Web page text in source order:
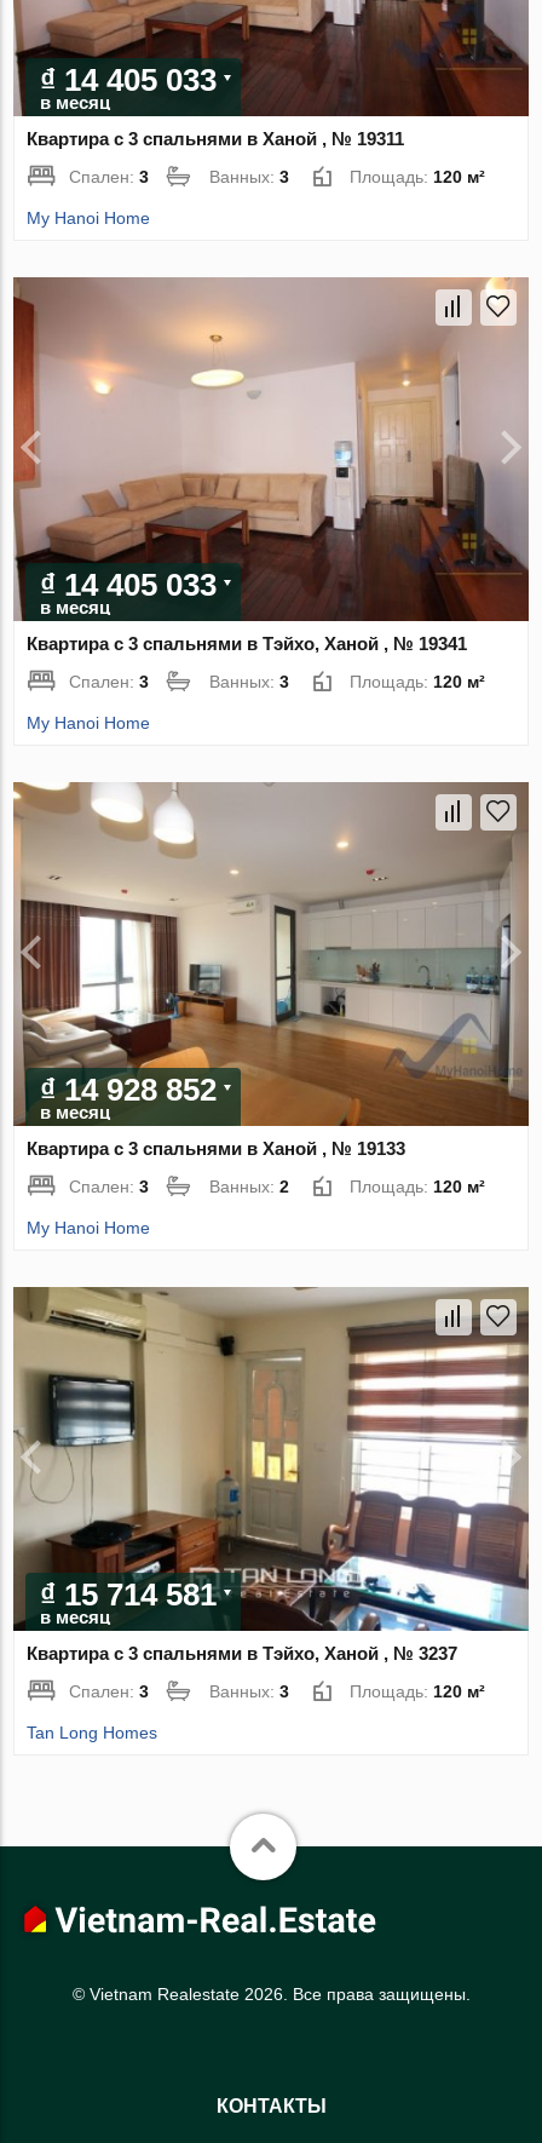
₫ 14 405 033
в месяц
Квартира с 3 спальнями в Ханой , № 19311
Спален:3 Ванных:3 Площадь:120 м²
My Hanoi Home
₫ 14 405 033
в месяц
Квартира с 3 спальнями в Тэйхо, Ханой , № 19341
Спален:3 Ванных:3 Площадь: 120 м²
My Hanoi Home
₫ 14 928 852
в месяц
Квартира с 3 спальнями в Ханой , № 19133
Спален:3 Ванных:2 Площадь: 120 м²
My Hanoi Home
₫ 15 714 581
в месяц
Квартира с 3 спальнями в Тэйхо, Ханой , № 3237
Спален:3 Ванных:3 Площадь: 120 м²
Tan Long Homes
© Vietnam Realestate 2026. Все права защищены.
КОНТАКТЫ